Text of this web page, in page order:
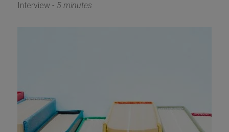
Interview - 5 minutes